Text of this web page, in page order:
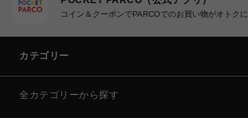
コイン＆クーポンでPARCOでのお買い物がオトクに
カテゴリー
全カテゴリーから探す